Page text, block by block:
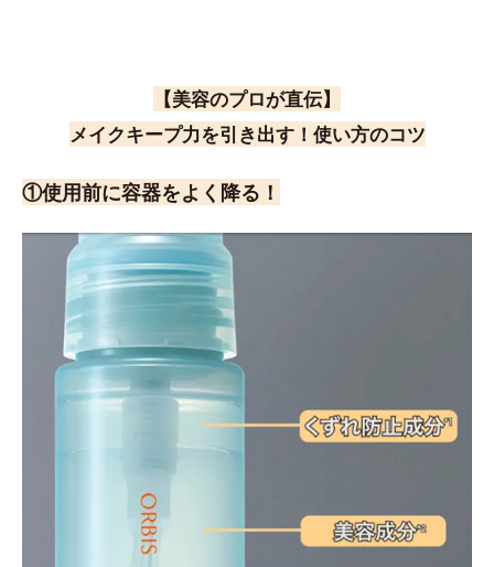
【美容のプロが直伝】
メイクキープ力を引き出す！使い方のコツ
①使用前に容器をよく降る！